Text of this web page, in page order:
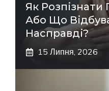
Як Розпізнати
Або Що
Насправді?
15 Липня, 2026